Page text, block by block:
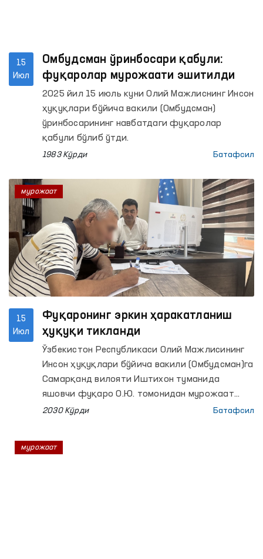
15
Июл
Омбудсман ўринбосари қабули:
фуқаролар мурожаати эшитилди
2025 йил 15 июль куни Олий Мажлиснинг Инсон
ҳуқуқлари бўйича вакили (Омбудсман)
ўринбосарининг навбатдаги фуқаролар
қабули бўлиб ўтди.
1983 Кўрди Батафсил
15
Июл
Фуқаронинг эркин ҳаракатланиш
ҳуқуқи тикланди
Ўзбекистон Республикаси Олий Мажлисининг
Инсон ҳуқуқлари бўйича вакили (Омбудсман)га
Самарқанд вилояти Иштихон туманида
яшовчи фуқаро О.Ю. томонидан мурожаат
келиб тушди.
2030 Кўрди Батафсил
мурожаат
мурожаат